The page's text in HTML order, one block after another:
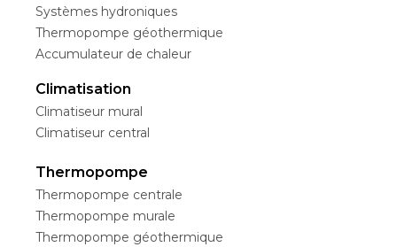
Systèmes hydroniques
Thermopompe géothermique
Accumulateur de chaleur
Climatisation
Climatiseur mural
Climatiseur central
Thermopompe
Thermopompe centrale
Thermopompe murale
Thermopompe géothermique